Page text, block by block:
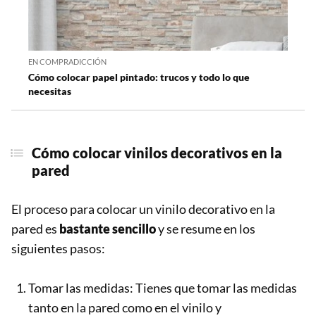
EN COMPRADICCIÓN
Cómo colocar papel pintado: trucos y todo lo que
necesitas
Cómo colocar vinilos decorativos en la
pared
El proceso para colocar un vinilo decorativo en la
pared es bastante sencilloy se resume en los
siguientes pasos:
Tomar las medidas: Tienes que tomar las medidas
tanto en la pared como en el vinilo y